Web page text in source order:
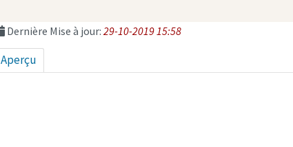
Dernière Mise à jour: 29-10-2019 15:58
Aperçu